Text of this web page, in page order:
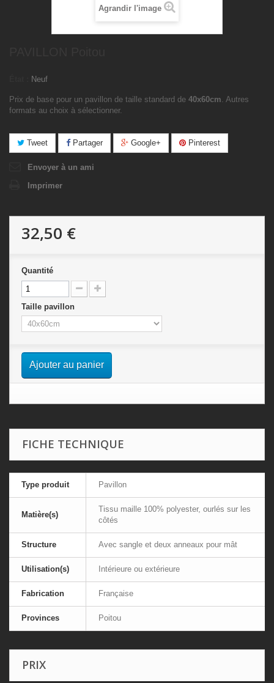
Agrandir l'image
Neuf
Prix de base pour un pavillon de taille standard de 40x60cm. Autres
formats au choix à sélectionner.
Tweet Partager Google+ Pinterest
Envoyer à un ami
Imprimer
32,50 €
Quantité
Taille pavillon
Ajouter au panier
FICHE TECHNIQUE
Type produit Pavillon
Matière(s)
Tissu maille 100% polyester, ourlés sur les
côtés
Structure Avec sangle et deux anneaux pour mât
Utilisation(s) Intérieure ou extérieure
Fabrication Française
Provinces Poitou
PRIX